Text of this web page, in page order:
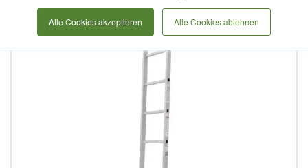
Alle Cookies akzeptieren Alle Cookies ablehnen